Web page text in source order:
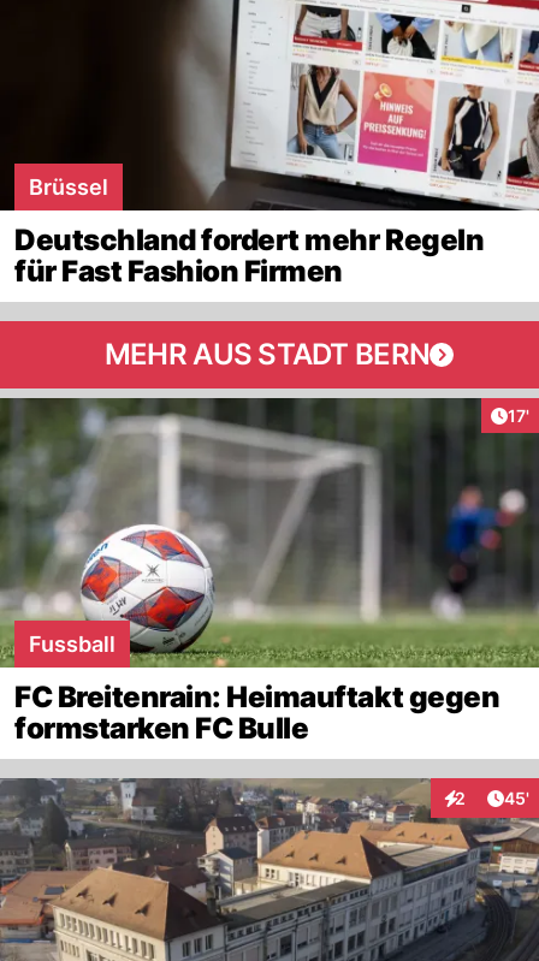
Brüssel
Deutschland fordert mehr Regeln
für Fast Fashion Firmen
MEHR AUS STADT BERN
17'
Fussball
FC Breitenrain: Heimauftakt gegen
formstarken FC Bulle
2 45'